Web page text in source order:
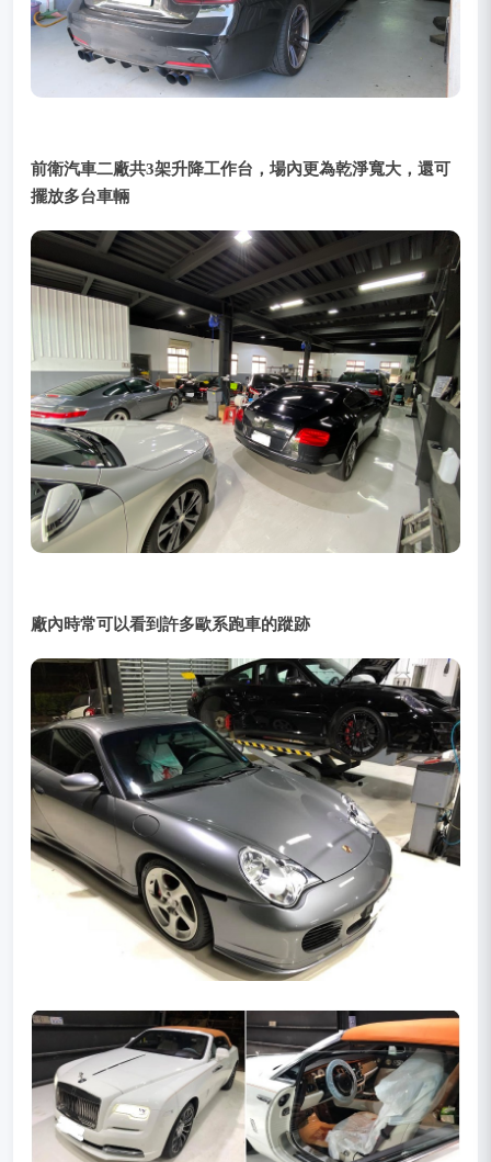
前衛汽車二廠共3架升降工作台，場內更為乾淨寬大，還可
擺放多台車輛
廠內時常可以看到許多歐系跑車的蹤跡